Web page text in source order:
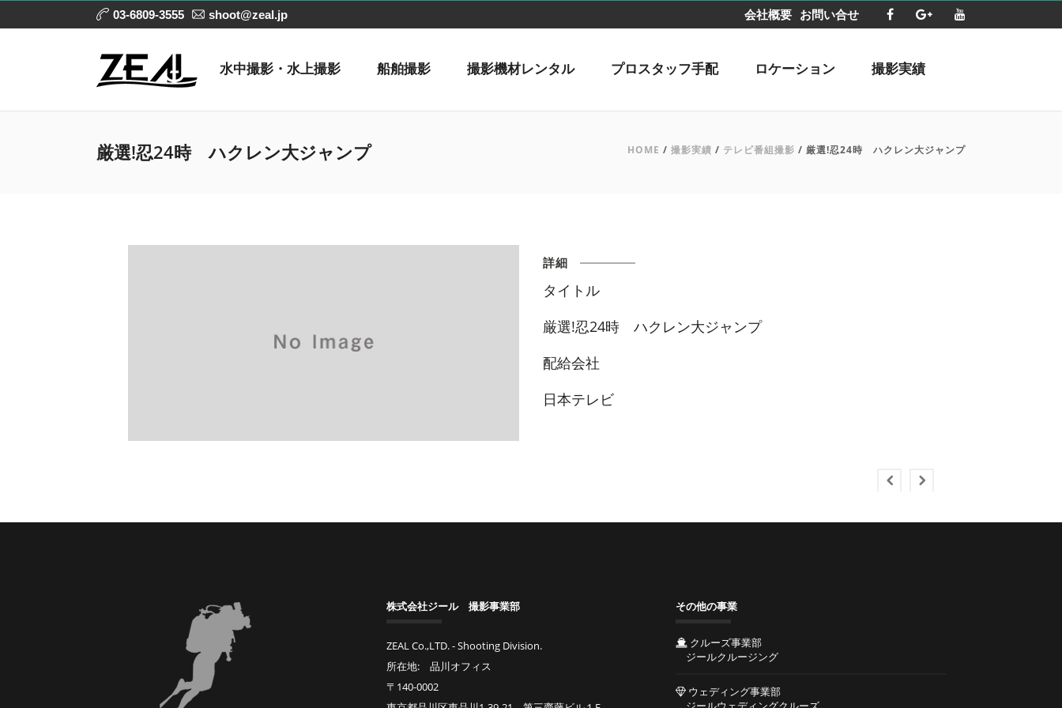
03-6809-3555 shoot@zeal.jp 会社概要 お問い合せ
水中撮影・水上撮影 船舶撮影 撮影機材レンタル プロスタッフ手配 ロケーション 撮影実績
厳選!忍24時 ハクレン大ジャンプ HOME / 撮影実績 / テレビ番組撮影 / 厳選!忍24時 ハクレン大ジャンプ
詳細
タイトル
厳選!忍24時 ハクレン大ジャンプ
配給会社
日本テレビ
株式会社ジール 撮影事業部
ZEAL Co.,LTD. - Shooting Division.
所在地: 品川オフィス
〒140-0002
その他の事業
クルーズ事業部
ジールクルージング
ウェディング事業部